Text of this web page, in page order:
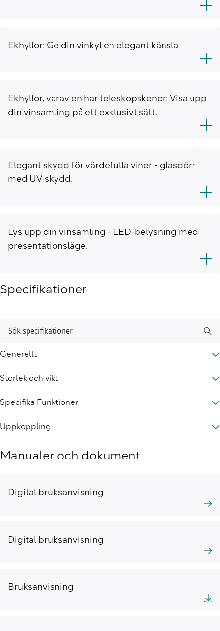
Ekhyllor: Ge din vinkyl en elegant känsla
Ekhyllor, varav en har teleskopskenor: Visa upp
din vinsamling på ett exklusivt sätt.
Elegant skydd för värdefulla viner - glasdörr
med UV-skydd.
Lys upp din vinsamling - LED-belysning med
presentationsläge.
Specifikationer
Sök specifikationer
Generellt
Storlek och vikt
Specifika Funktioner
Uppkoppling
Manualer och dokument
Digital bruksanvisning
Digital bruksanvisning
Bruksanvisning